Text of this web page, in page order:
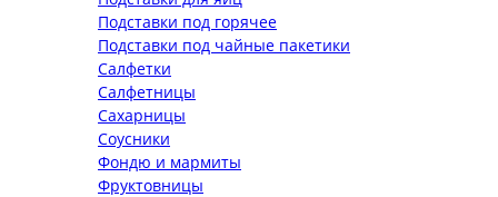
Подставки под горячее
Подставки под чайные пакетики
Салфетки
Салфетницы
Сахарницы
Соусники
Фондю и мармиты
Фруктовницы